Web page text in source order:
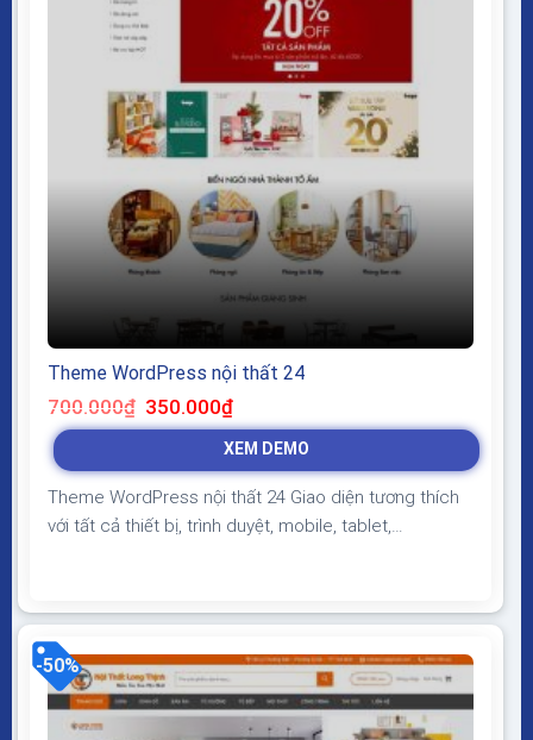
Theme WordPress nội thất 24
700.000₫ Giá
gốc
là:
350.000₫Giá
tại
là:
XEM DEMO
Theme WordPress nội thất 24 Giao diện tương thích
với tất cả thiết bị, trình duyệt, mobile, tablet,
load nhanh nhẹ tối ưu với các công cụ tìm kiếm
Theme sạch hoàn toàn 100% không virus, không...
-50%